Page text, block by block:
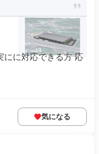
にに対応できる方 応
気になる